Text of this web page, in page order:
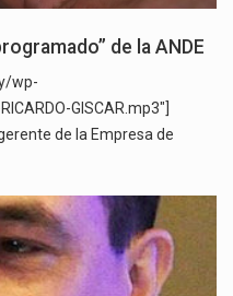
de la ANDE
wp-
GISCAR.mp3"]
de la Empresa de